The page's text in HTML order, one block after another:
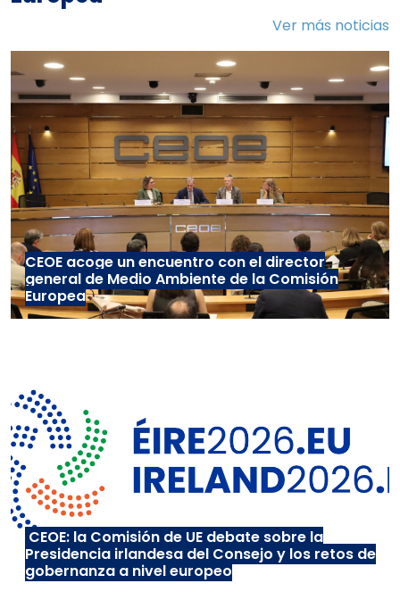
Ver más noticias
CEOE acoge un encuentro con el director
general de Medio Ambiente de la Comisión
Europea
CEOE: la Comisión de UE debate sobre la
Presidencia irlandesa del Consejo y los retos de
gobernanza a nivel europeo